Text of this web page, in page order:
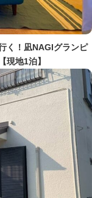
く！凪NAGIグランピ
現地1泊】